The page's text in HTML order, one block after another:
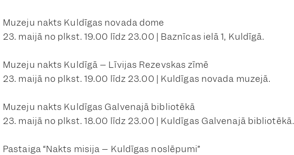
Muzeju nakts Kuldīgas novada dome
23. maijā no plkst. 19.00 līdz 23.00 | Baznīcas ielā 1, Kuldīgā.
Muzeju nakts Kuldīgā – Līvijas Rezevskas zīmē
23. maijā no plkst. 19.00 līdz 23.00 | Kuldīgas novada muzejā.
Muzeju nakts Kuldīgas Galvenajā bibliotēkā
23. maijā no plkst. 18.00 līdz 23.00 | Kuldīgas Galvenajā bibliotēkā.
Pastaiga “Nakts misija – Kuldīgas noslēpumi”